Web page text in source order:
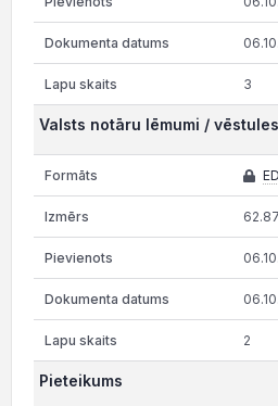
3
Valsts notāru lēmumi /
2
Pieteikums